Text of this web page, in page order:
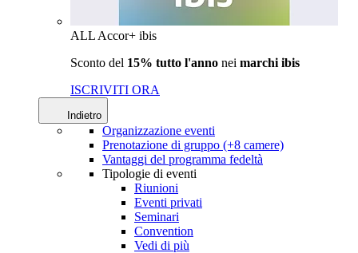
ALL Accor+ ibis
Sconto del 15% tutto l'anno nei marchi ibis
ISCRIVITI ORA
Indietro
Organizzazione eventi
Prenotazione di gruppo (+8 camere)
Vantaggi del programma fedeltà
Tipologie di eventi
Riunioni
Eventi privati
Seminari
Convention
Vedi di più